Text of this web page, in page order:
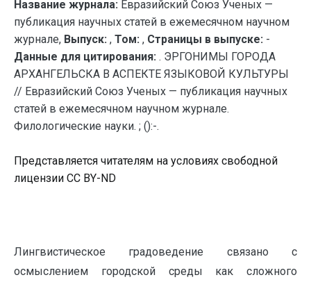
Название журнала: Евразийский Союз Ученых —
публикация научных статей в ежемесячном научном
журнале, Выпуск: , Том: , Страницы в выпуске: -
Данные для цитирования: . ЭРГОНИМЫ ГОРОДА
АРХАНГЕЛЬСКА В АСПЕКТЕ ЯЗЫКОВОЙ КУЛЬТУРЫ
// Евразийский Союз Ученых — публикация научных
статей в ежемесячном научном журнале.
Филологические науки. ; ():-.
Представляется читателям на условиях свободной
лицензии CC BY-ND
Лингвистическое градоведение связано с
осмыслением городской среды как сложного